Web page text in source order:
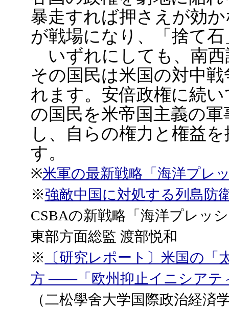
暴走すれば押さえが効
が戦場になり、「捨て
いずれにしても、南西
その国民は米国の対中
れます。安倍政権に続
の国民を米帝国主義の
し、自らの権力と権益
す。
※米軍の最新戦略「海洋プレ
※強敵中国に対処する列島防
CSBAの新戦略「海洋プレッ
東部方面総監 渡部悦和
※
〔研究レポート〕米国の
方 ――「欧州抑止イニシアテ
（二松學舍大学国際政治経済